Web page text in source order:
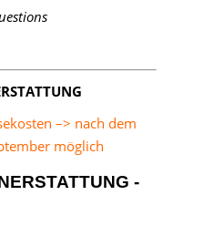
–> nach dem
möglich
-